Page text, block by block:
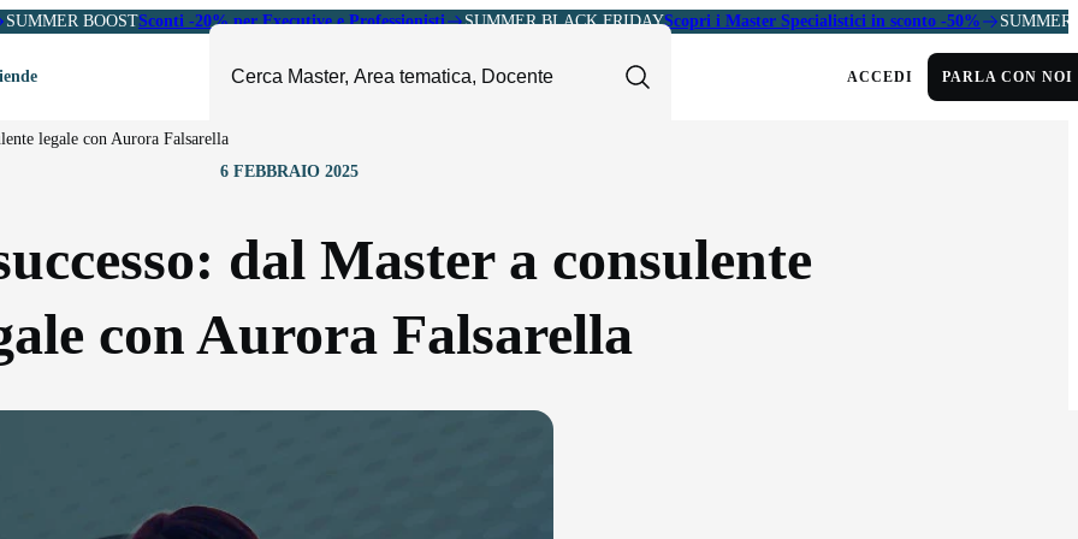
SUMMER BOOSTSconti -20% per Executive e Professionisti SUMMER BLACK FRIDAYScopri i Master Specialistici in sconto -50% SUMMER
e Soft Skills
Sales e Export
Amministrazione
Fashion e Luxury
Arte, Cultura e Sport
Il Sole 24 ORE Professionale
ACCEDI PARLA CON NOI
legale con Aurora Falsarella
6 FEBBRAIO 2025
dal Master a consulente
con Aurora Falsarella